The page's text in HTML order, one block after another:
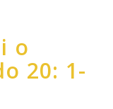
o
20: 1-